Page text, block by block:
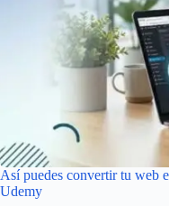
Así puedes convertir tu web
Udemy